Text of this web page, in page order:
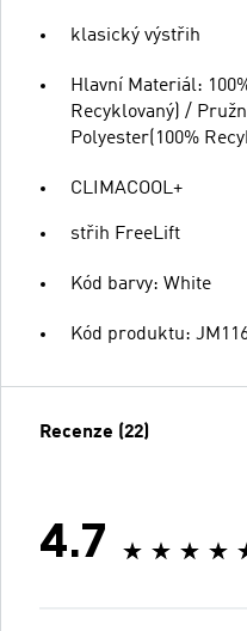
klasický výstřih
Hlavní Materiál:
Recyklovaný) /
Polyester(100%
CLIMACOOL+
střih FreeLift
Kód barvy: White
Kód produktu:
Recenze (22)
4.7